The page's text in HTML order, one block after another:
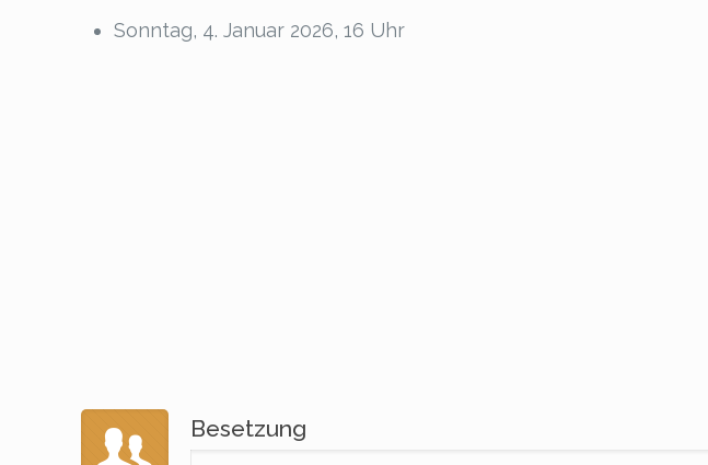
Sonntag, 4. Januar 2026, 16 Uhr
Besetzung